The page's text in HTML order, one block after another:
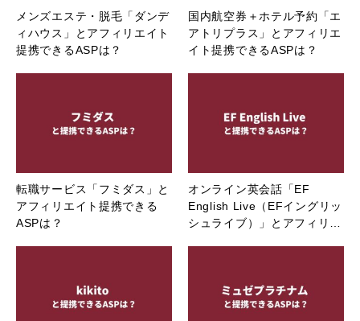
メンズエステ・脱毛「ダンデ
ィハウス」とアフィリエイト
提携できるASPは？
国内航空券＋ホテル予約「エ
アトリプラス」とアフィリエ
イト提携できるASPは？
転職サービス「フミダス」と
アフィリエイト提携できる
ASPは？
オンライン英会話「EF
English Live（EFイングリッ
シュライブ）」とアフィリ…